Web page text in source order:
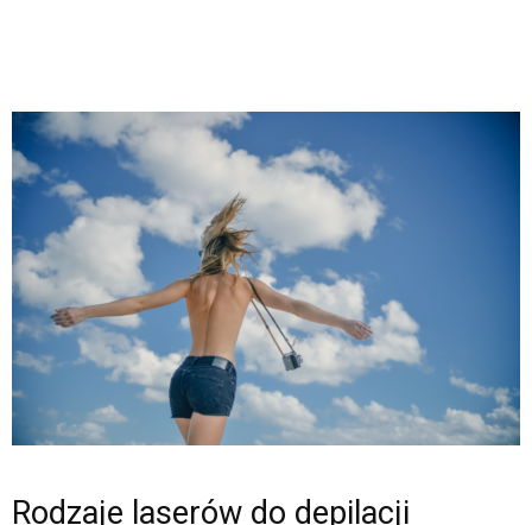
Rodzaje laserów do depilacji